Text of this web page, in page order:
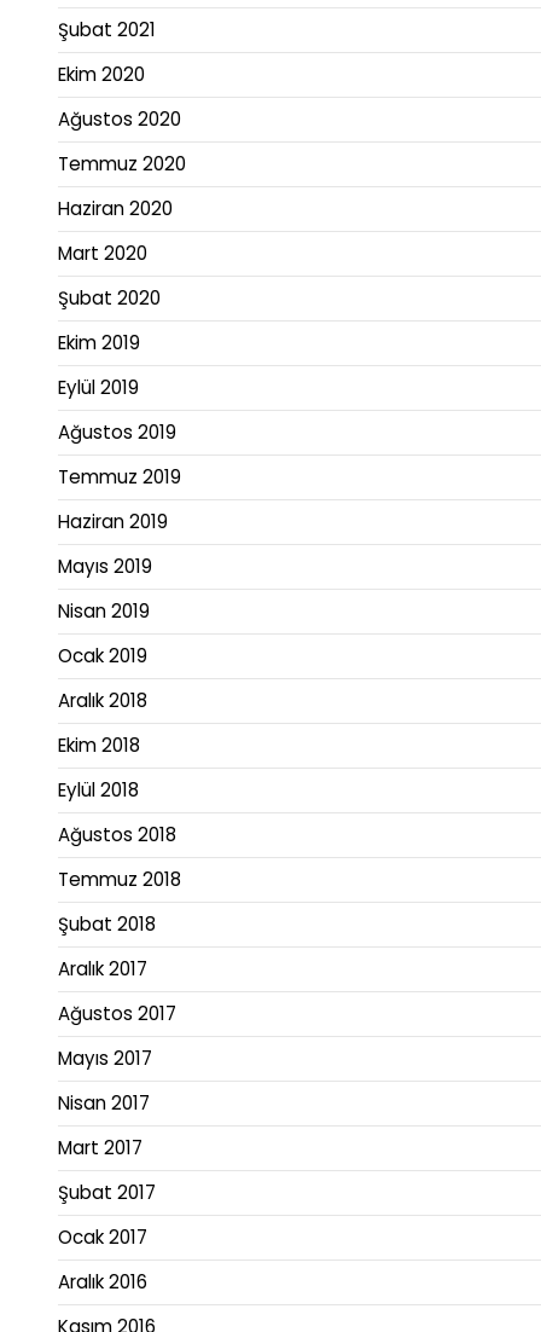
Şubat 2021
Ekim 2020
Ağustos 2020
Temmuz 2020
Haziran 2020
Mart 2020
Şubat 2020
Ekim 2019
Eylül 2019
Ağustos 2019
Temmuz 2019
Haziran 2019
Mayıs 2019
Nisan 2019
Ocak 2019
Aralık 2018
Ekim 2018
Eylül 2018
Ağustos 2018
Temmuz 2018
Şubat 2018
Aralık 2017
Ağustos 2017
Mayıs 2017
Nisan 2017
Mart 2017
Şubat 2017
Ocak 2017
Aralık 2016
Kasım 2016